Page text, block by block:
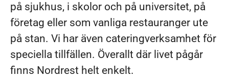
på sjukhus, i skolor och på universitet, på
företag eller som vanliga restauranger ute
på stan. Vi har även cateringverksamhet för
speciella tillfällen. Överallt där livet pågår
finns Nordrest helt enkelt.